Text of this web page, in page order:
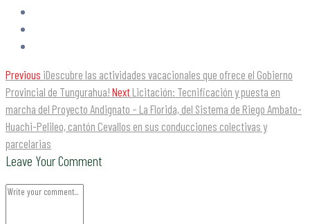
Previous ¡Descubre las actividades vacacionales que ofrece el Gobierno
Provincial de Tungurahua! Next Licitación: Tecnificación y puesta en
marcha del Proyecto Andignato – La Florida, del Sistema de Riego Ambato-
Huachi-Pelileo, cantón Cevallos en sus conducciones colectivas y
parcelarias
Leave Your Comment